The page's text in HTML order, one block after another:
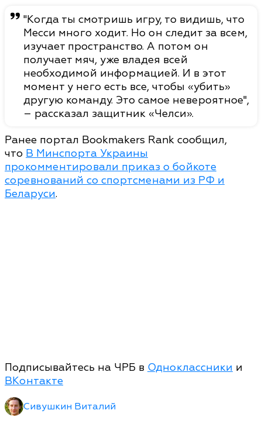
"Когда ты смотришь игру, то видишь, что
Месси много ходит. Но он следит за всем,
изучает пространство. А потом он
получает мяч, уже владея всей
необходимой информацией. И в этот
момент у него есть все, чтобы «убить»
другую команду. Это самое невероятное",
– рассказал защитник «Челси».
Ранее портал Bookmakers Rank сообщил,
что В Минспорта Украины
прокомментировали приказ о бойкоте
соревнований со спортсменами из РФ и
Беларуси.
Подписывайтесь на ЧРБ в Одноклассники и
ВКонтакте
Сивушкин Виталий